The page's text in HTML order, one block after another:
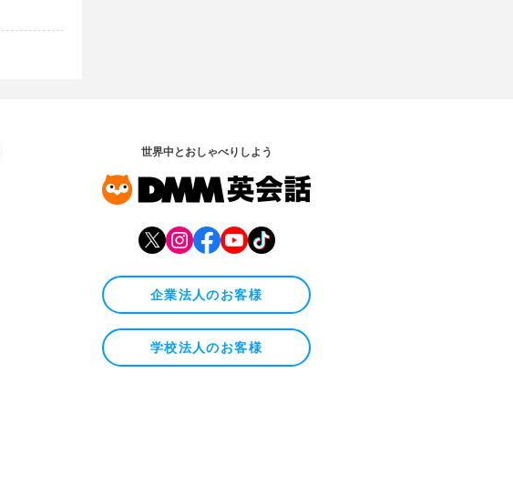
世界中とおしゃべりしよう
企業法人のお客様
学校法人のお客様